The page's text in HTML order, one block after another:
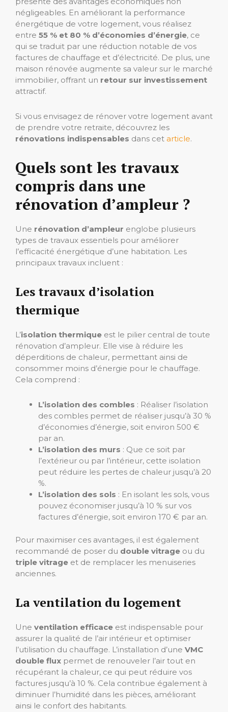
négligeables. En améliorant la performance
énergétique de votre logement, vous réalisez
entre 55 % et 80 % d’économies d’énergie, ce
qui se traduit par une réduction notable de vos
factures de chauffage et d’électricité. De plus, une
maison rénovée augmente sa valeur sur le marché
immobilier, offrant un retour sur investissement
attractif.
Si vous envisagez de rénover votre logement avant
de prendre votre retraite, découvrez les
rénovations indispensables dans cet article.
Quels sont les travaux
compris dans une
rénovation d’ampleur ?
Une rénovation d’ampleur englobe plusieurs
types de travaux essentiels pour améliorer
l’efficacité énergétique d’une habitation. Les
principaux travaux incluent :
Les travaux d’isolation
thermique
L’isolation thermique est le pilier central de toute
rénovation d’ampleur. Elle vise à réduire les
déperditions de chaleur, permettant ainsi de
consommer moins d’énergie pour le chauffage.
Cela comprend :
L’isolation des combles : Réaliser l’isolation
des combles permet de réaliser jusqu’à 30 %
d’économies d’énergie, soit environ 500 €
par an.
L’isolation des murs : Que ce soit par
l’extérieur ou par l’intérieur, cette isolation
peut réduire les pertes de chaleur jusqu’à 20
%.
L’isolation des sols : En isolant les sols, vous
pouvez économiser jusqu’à 10 % sur vos
factures d’énergie, soit environ 170 € par an.
Pour maximiser ces avantages, il est également
recommandé de poser du double vitrage ou du
triple vitrage et de remplacer les menuiseries
anciennes.
La ventilation du logement
Une ventilation efficace est indispensable pour
assurer la qualité de l’air intérieur et optimiser
l’utilisation du chauffage. L’installation d’une VMC
double flux permet de renouveler l’air tout en
récupérant la chaleur, ce qui peut réduire vos
factures jusqu’à 10 %. Cela contribue également à
diminuer l’humidité dans les pièces, améliorant
ainsi le confort des habitants.